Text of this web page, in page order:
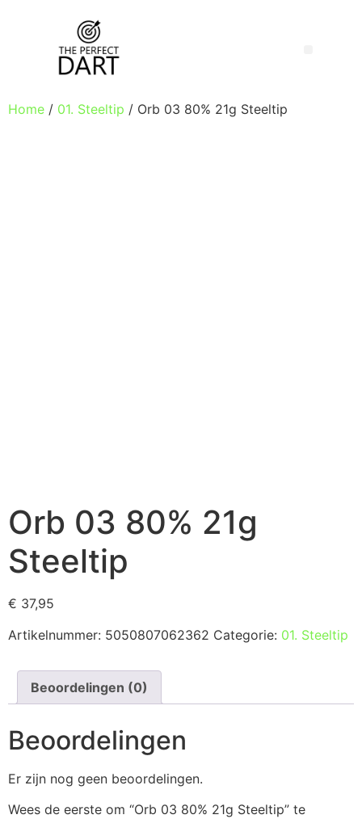
Home / 01. Steeltip / Orb 03 80% 21g Steeltip
Orb 03 80% 21g
Steeltip
€ 37,95
Artikelnummer: 5050807062362 Categorie: 01. Steeltip
Beoordelingen (0)
Beoordelingen
Er zijn nog geen beoordelingen.
Wees de eerste om “Orb 03 80% 21g Steeltip” te